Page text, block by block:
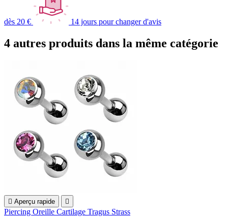
dès 20 € 14 jours pour changer d'avis
4 autres produits dans la même catégorie
 Aperçu rapide 
Piercing Oreille Cartilage Tragus Strass